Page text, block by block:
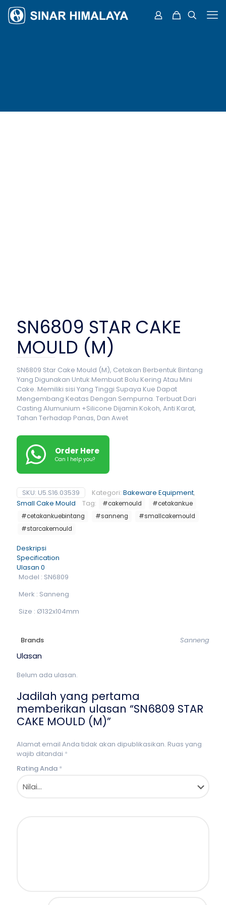
SN6809 STAR CAKE
MOULD (M)
SN6809 Star Cake Mould (M), Cetakan Berbentuk Bintang
Yang Digunakan Untuk Membuat Bolu Kering Atau Mini
Cake. Memiliki sisi Yang Tinggi Supaya Kue Dapat
Mengembang Keatas Dengan Sempurna. Terbuat Dari
Casting Alumunium +Silicone Dijamin Kokoh, Anti Karat,
Tahan Terhadap Panas, Dan Awet
Order Here
Can I help you?
SKU: U5.S16.03539 Kategori: Bakeware Equipment,
Small Cake Mould
Tag: #cakemould
#cetakankue
#cetakankuebintang
#sanneng
#smallcakemould
#starcakemould
Deskripsi
Specification
Ulasan 0
Model : SN6809
Merk : Sanneng
Size : Ø132x104mm
Brands Sanneng
Ulasan
Belum ada ulasan.
Jadilah yang pertama
memberikan ulasan “SN6809 STAR
CAKE MOULD (M)”
Alamat email Anda tidak akan dipublikasikan. Ruas yang
wajib ditandai *
Rating Anda *